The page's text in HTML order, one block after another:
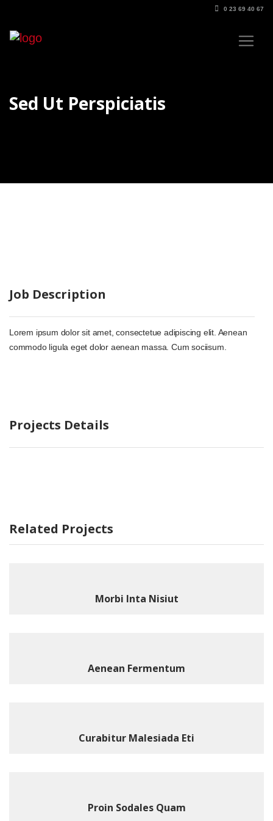
0 23 69 40 67
Sed Ut Perspiciatis
Job Description
Lorem ipsum dolor sit amet, consectetue adipiscing elit. Aenean
commodo ligula eget dolor aenean massa. Cum sociisum.
Projects Details
Related Projects
Morbi Inta Nisiut
Aenean Fermentum
Curabitur Malesiada Eti
Proin Sodales Quam